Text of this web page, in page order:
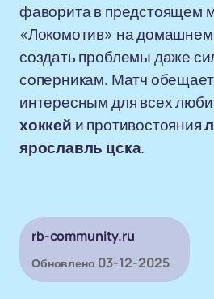
фаворита в предстоящем
«Локомотив» на
создать проблемы даже
соперникам. Матч
интересным для всех
хоккей и противостояния
ярославль цска.
rb-community.ru
Обновлено 03-12-2025